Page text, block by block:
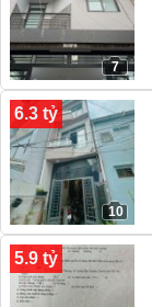
7
6.3 tỷ
10
5.9 tỷ